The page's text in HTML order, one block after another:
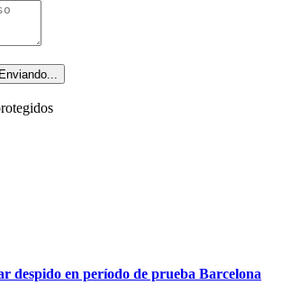
Enviando...
despido en período de prueba Barcelona